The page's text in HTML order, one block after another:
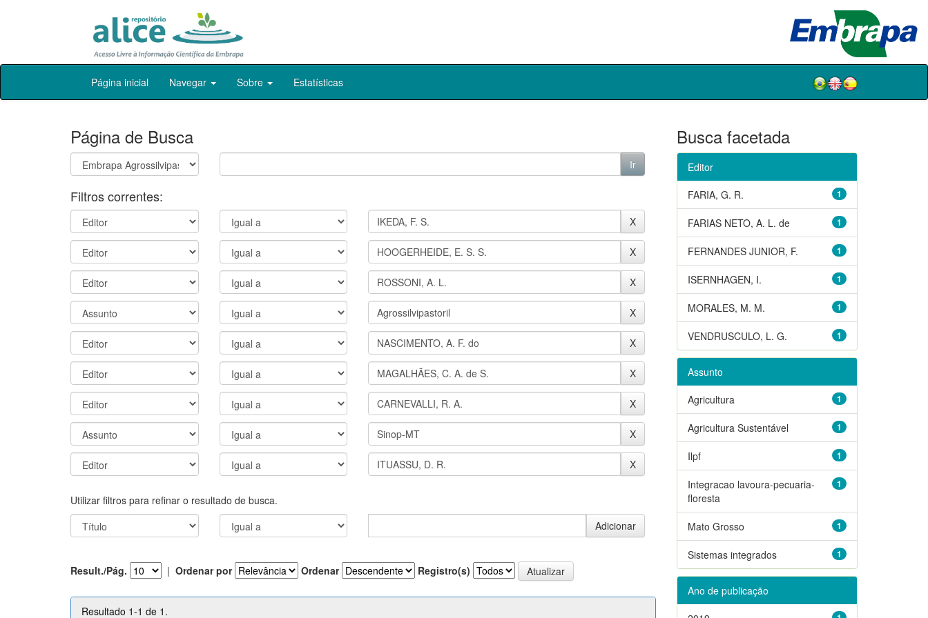
Skip
Página inicial Navegar Sobre Estatísticas
Página de Busca
Filtros correntes:
Utilizar filtros para refinar o resultado de busca.
Result./Pág. | Ordenar por Ordenar Registro(s)
Resultado 1-1 de 1.
Busca facetada
Editor
1
FARIA, G. R.
1
FARIAS NETO, A. L. de
1
FERNANDES JUNIOR, F.
1
ISERNHAGEN, I.
1
MORALES, M. M.
1
VENDRUSCULO, L. G.
Assunto
1
Agricultura
1
Agricultura Sustentável
1
Ilpf
1
Integracao lavoura-pecuaria-
floresta
1
Mato Grosso
1
Sistemas integrados
Ano de publicação